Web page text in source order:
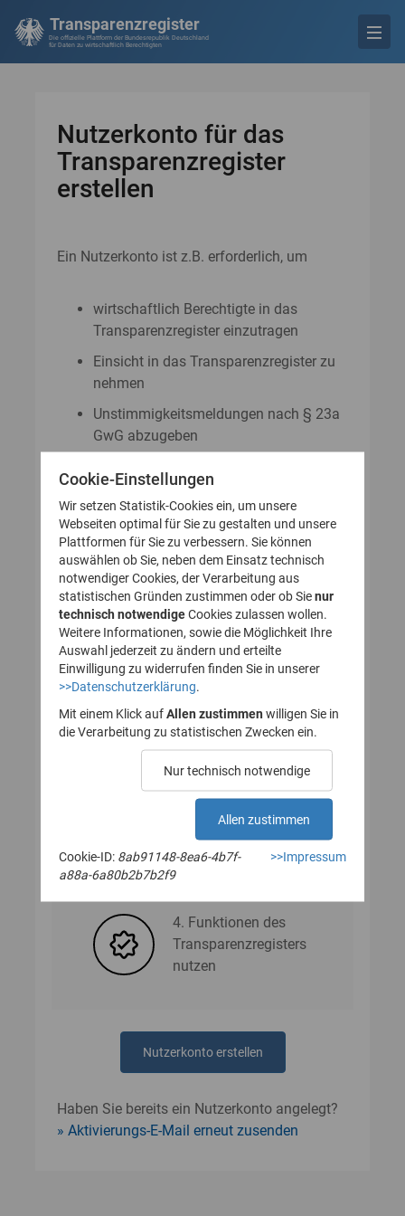
Transparenzregister
Die offizielle Plattform der Bundesrepublik Deutschland
für Daten zu wirtschaftlich Berechtigten
Nutzerkonto für das
Transparenzregister
erstellen
Ein Nutzerkonto ist z.B. erforderlich, um
wirtschaftlich Berechtigte in das
Transparenzregister einzutragen
Einsicht in das Transparenzregister zu
nehmen
Unstimmigkeitsmeldungen nach § 23a
GwG abzugeben
GwG zu stellen
So legen Sie Ihr Nutzerkonto für
das Transparenzregister an
(Registrierung):
1. Nutzerkonto erstellen
des Nutzerkontos
bestätigen
3. Nutzerdaten angeben
4. Funktionen des
Transparenzregisters
nutzen
Nutzerkonto erstellen
Haben Sie bereits ein Nutzerkonto angelegt?
Aktivierungs-E-Mail erneut zusenden
Cookie-Einstellungen
Wir setzen Statistik-Cookies ein, um unsere
Webseiten optimal für Sie zu gestalten und unsere
Plattformen für Sie zu verbessern. Sie können
auswählen ob Sie, neben dem Einsatz technisch
notwendiger Cookies, der Verarbeitung aus
statistischen Gründen zustimmen oder ob Sienur
technisch notwendigeCookies zulassen wollen.
Weitere Informationen, sowie die Möglichkeit Ihre
Auswahl jederzeit zu ändern und erteilte
Einwilligung zu widerrufen finden Sie in unserer
>>Datenschutzerklärung
Mit einem Klick auf Allen zustimmen willigen Sie in
die Verarbeitung zu statistischen Zwecken ein.
Nur technisch notwendige
Allen zustimmen
Cookie-ID: 8ab91148-8ea6-4b7f-
a88a-6a80b2b7b2f9
>>Impressum